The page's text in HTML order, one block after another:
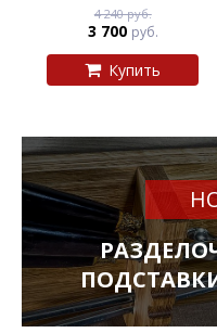
4 240 руб.
3 700 руб.
Купить